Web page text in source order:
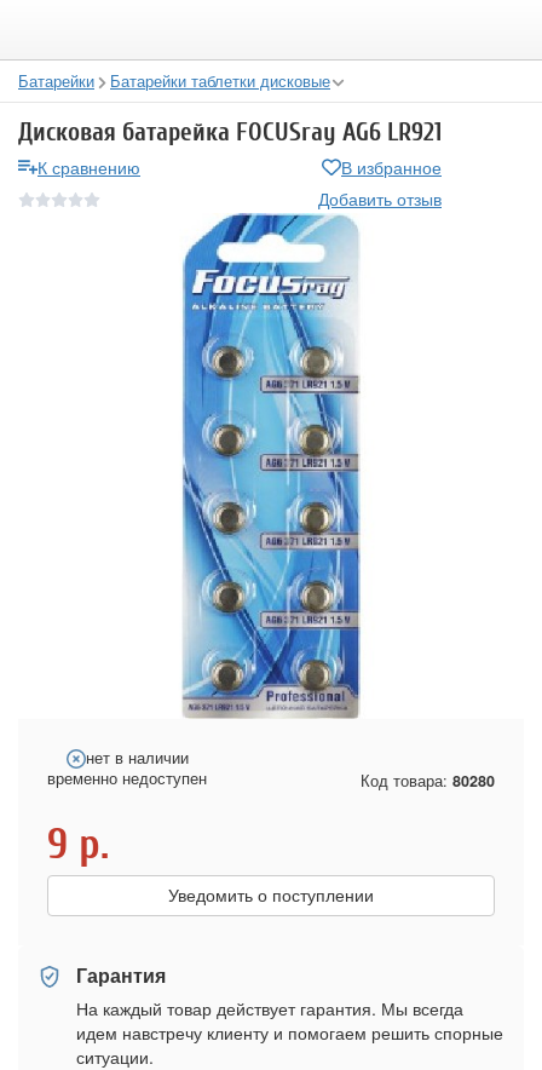
Батарейки Батарейки таблетки дисковые
Дисковая батарейка FOCUSray AG6 LR921
К сравнению
В избранное
Добавить отзыв
нет в наличии
временно недоступен
Код товара: 80280
9 р.
Уведомить о поступлении
Гарантия
На каждый товар действует гарантия. Мы всегда
идем навстречу клиенту и помогаем решить спорные
ситуации.